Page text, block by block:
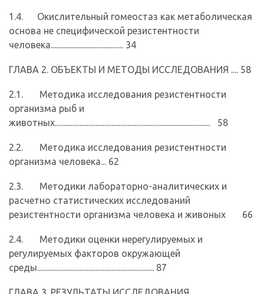
1.4. Окислительный гомеостаз как метаболическая
основа не специфической резистентности
человека......................................... 34
ГЛАВА 2. ОБЪЕКТЫ И МЕТОДЫ ИССЛЕДОВАНИЯ .... 58
2.1. Методика исследования резистентности
организма рыб и
животных........................................................................................ 58
2.2. Методика исследования резистентности
организма человека... 62
2.3. Методики лабораторно-аналитических и
расчетно­ статистических исследований
резистентности организма человека и живоных 66
2.4. Методики оценки нерегулируемых и
регулируемых факторов окружающей
среды.................................................................. 87